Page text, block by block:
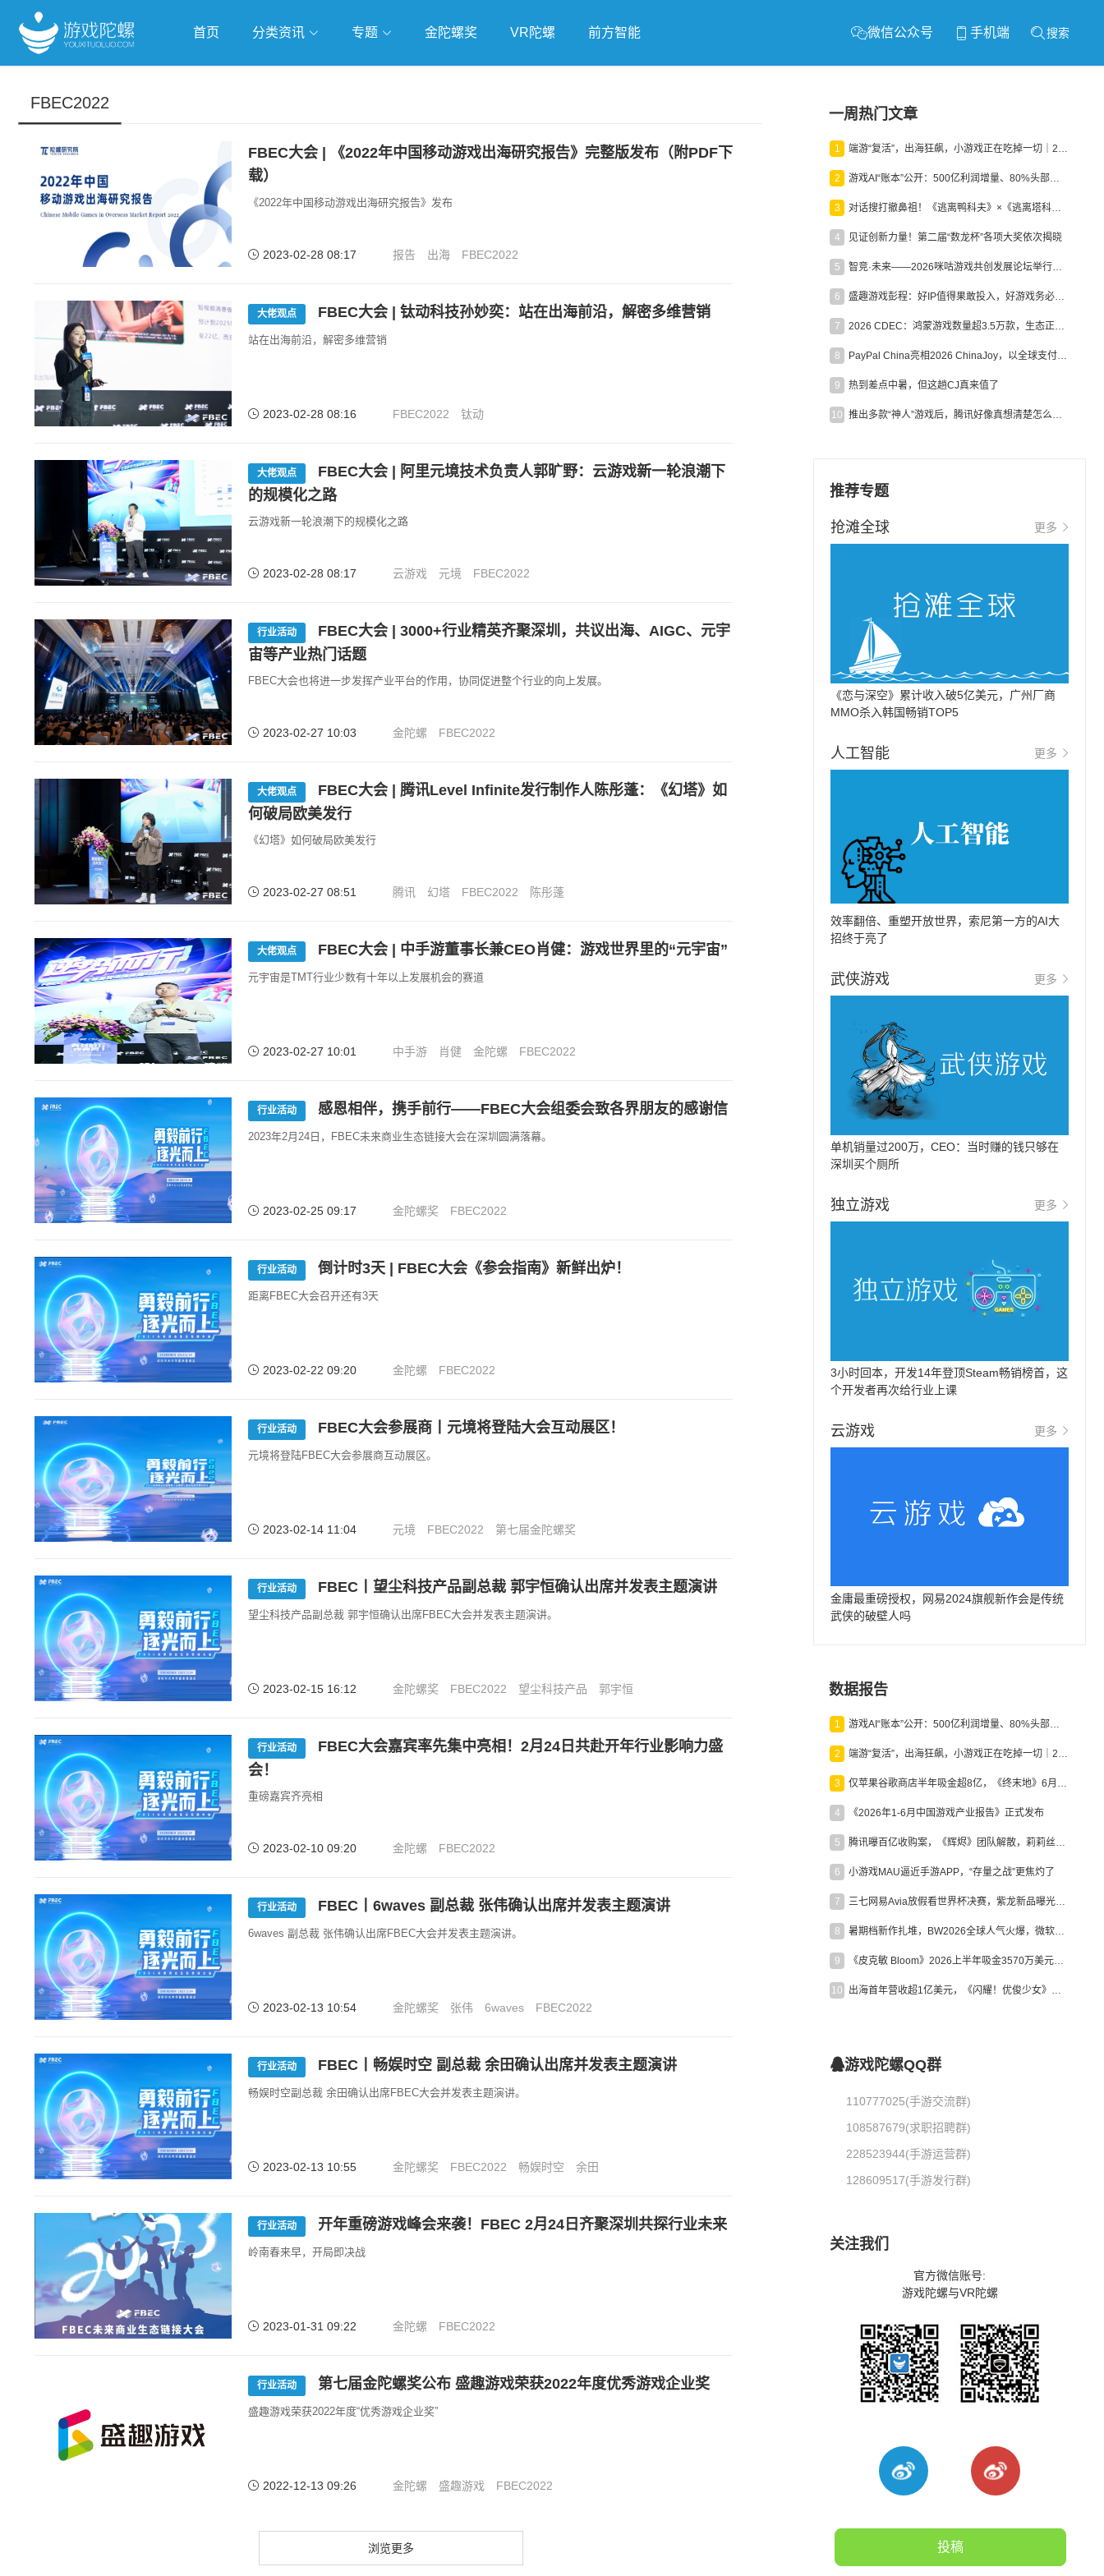
首页 分类资讯 专题 金陀螺奖 VR陀螺 前方智能 微信公众号 手机端 搜索
FBEC2022
FBEC大会 | 《2022年中国移动游戏出海研究报告》完整版发布（附PDF下
载）
《2022年中国移动游戏出海研究报告》发布
2023-02-28 08:17 报告 出海 FBEC2022
大佬观点 FBEC大会 | 钛动科技孙妙奕：站在出海前沿，解密多维营销
站在出海前沿，解密多维营销
2023-02-28 08:16 FBEC2022 钛动
大佬观点
FBEC大会 | 阿里元境技术负责人郭旷野：云游戏新一轮浪潮下
的规模化之路
云游戏新一轮浪潮下的规模化之路
2023-02-28 08:17 云游戏 元境 FBEC2022
行业活动
FBEC大会 | 3000+行业精英齐聚深圳，共议出海、AIGC、元宇
宙等产业热门话题
FBEC大会也将进一步发挥产业平台的作用，协同促进整个行业的向上发展。
2023-02-27 10:03 金陀螺 FBEC2022
大佬观点
FBEC大会 | 腾讯Level Infinite发行制作人陈彤蓬：《幻塔》如
何破局欧美发行
《幻塔》如何破局欧美发行
2023-02-27 08:51 腾讯 幻塔 FBEC2022 陈彤蓬
大佬观点 FBEC大会 | 中手游董事长兼CEO肖健：游戏世界里的“元宇宙”
元宇宙是TMT行业少数有十年以上发展机会的赛道
2023-02-27 10:01 中手游 肖健 金陀螺 FBEC2022
行业活动 感恩相伴，携手前行——FBEC大会组委会致各界朋友的感谢信
2023年2月24日，FBEC未来商业生态链接大会在深圳圆满落幕。
2023-02-25 09:17 金陀螺奖 FBEC2022
行业活动 倒计时3天 | FBEC大会《参会指南》新鲜出炉！
距离FBEC大会召开还有3天
2023-02-22 09:20 金陀螺 FBEC2022
行业活动 FBEC大会参展商丨元境将登陆大会互动展区！
元境将登陆FBEC大会参展商互动展区。
2023-02-14 11:04 元境 FBEC2022 第七届金陀螺奖
行业活动 FBEC丨望尘科技产品副总裁 郭宇恒确认出席并发表主题演讲
望尘科技产品副总裁 郭宇恒确认出席FBEC大会并发表主题演讲。
2023-02-15 16:12 金陀螺奖 FBEC2022 望尘科技产品 郭宇恒
行业活动
FBEC大会嘉宾率先集中亮相！2月24日共赴开年行业影响力盛
会！
重磅嘉宾齐亮相
2023-02-10 09:20 金陀螺 FBEC2022
行业活动 FBEC丨6waves 副总裁 张伟确认出席并发表主题演讲
6waves 副总裁 张伟确认出席FBEC大会并发表主题演讲。
2023-02-13 10:54 金陀螺奖 张伟 6waves FBEC2022
行业活动 FBEC丨畅娱时空 副总裁 余田确认出席并发表主题演讲
畅娱时空副总裁 余田确认出席FBEC大会并发表主题演讲。
2023-02-13 10:55 金陀螺奖 FBEC2022 畅娱时空 余田
行业活动 开年重磅游戏峰会来袭！FBEC 2月24日齐聚深圳共探行业未来
岭南春来早，开局即决战
2023-01-31 09:22 金陀螺 FBEC2022
行业活动 第七届金陀螺奖公布 盛趣游戏荣获2022年度优秀游戏企业奖
盛趣游戏荣获2022年度“优秀游戏企业奖”
2022-12-13 09:26 金陀螺 盛趣游戏 FBEC2022
浏览更多
一周热门文章
1 端游“复活”，出海狂飙，小游戏正在吃掉一切｜2026上半年产业报告
2 游戏AI“账本”公开：500亿利润增量、80%头部入局，谁在闷声发财？
3 对话搜打撤鼻祖！《逃离鸭科夫》×《逃离塔科夫》官方线下沙龙落幕
4 见证创新力量！第二届“数龙杯”各项大奖依次揭晓
5 智竞·未来——2026咪咕游戏共创发展论坛举行：聚力精品内容、AI创作与电竞生态，共建高品质益智健康游戏社区
6 盛趣游戏彭程：好IP值得果敢投入，好游戏务必长效经营
7 2026 CDEC：鸿蒙游戏数量超3.5万款，生态正循环加速产业高质量发展
8 PayPal China亮相2026 ChinaJoy，以全球支付能力助力中国游戏企业深化全球运营
9 热到差点中暑，但这趟CJ真来值了
10 推出多款“神人”游戏后，腾讯好像真想清楚怎么做二次元了
推荐专题
抢滩全球 更多
《恋与深空》累计收入破5亿美元，广州厂商
MMO杀入韩国畅销TOP5
人工智能 更多
效率翻倍、重塑开放世界，索尼第一方的AI大
招终于亮了
武侠游戏 更多
单机销量过200万，CEO：当时赚的钱只够在
深圳买个厕所
独立游戏 更多
3小时回本，开发14年登顶Steam畅销榜首，这
个开发者再次给行业上课
云游戏 更多
金庸最重磅授权，网易2024旗舰新作会是传统
武侠的破壁人吗
数据报告
1 游戏AI“账本”公开：500亿利润增量、80%头部入局，谁在闷声发财？
2 端游“复活”，出海狂飙，小游戏正在吃掉一切｜2026上半年产业报告
3 仅苹果谷歌商店半年吸金超8亿，《终末地》6月份收入显著回暖
4 《2026年1-6月中国游戏产业报告》正式发布
5 腾讯曝百亿收购案，《辉烬》团队解散，莉莉丝新作曝光｜陀螺周报
6 小游戏MAU逼近手游APP，“存量之战”更焦灼了
7 三七网易Avia放假看世界杯决赛，紫龙新品曝光，米哈游新作上线 | 陀螺周报
8 暑期档新作扎堆，BW2026全球人气火爆，微软XBOX大裁员|陀螺周报
9 《皮克敏 Bloom》2026上半年吸金3570万美元，中国台湾成最大市场
10 出海首年营收超1亿美元，《闪耀！优俊少女》美国市场占比达七成
游戏陀螺QQ群
110777025(手游交流群)
108587679(求职招聘群)
228523944(手游运营群)
128609517(手游发行群)
关注我们
官方微信账号:
游戏陀螺与VR陀螺
投稿